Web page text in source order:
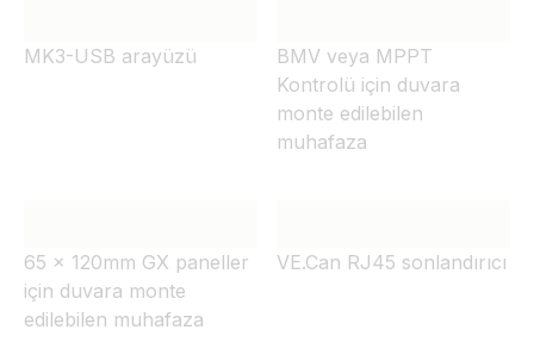
MK3-USB arayüzü
BMV veya MPPT
Kontrolü için duvara
monte edilebilen
muhafaza
65 x 120mm GX paneller
için duvara monte
edilebilen muhafaza
VE.Can RJ45 sonlandırıcı